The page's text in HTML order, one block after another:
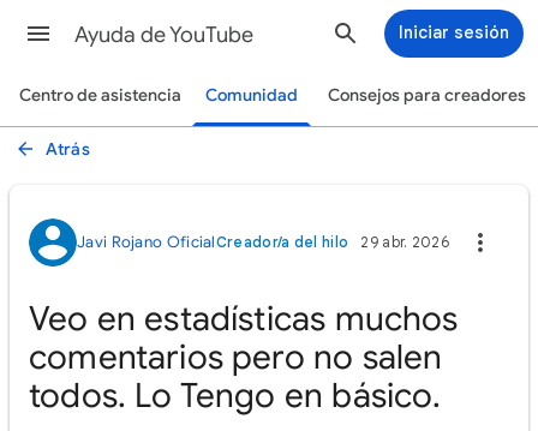
Ayuda de YouTube Iniciar sesión
Centro de asistencia Comunidad Consejos para creadores
Atrás
Javi Rojano OficialCreador/a del hilo 29 abr. 2026
Veo en estadísticas muchos
comentarios pero no salen
todos. Lo Tengo en básico.